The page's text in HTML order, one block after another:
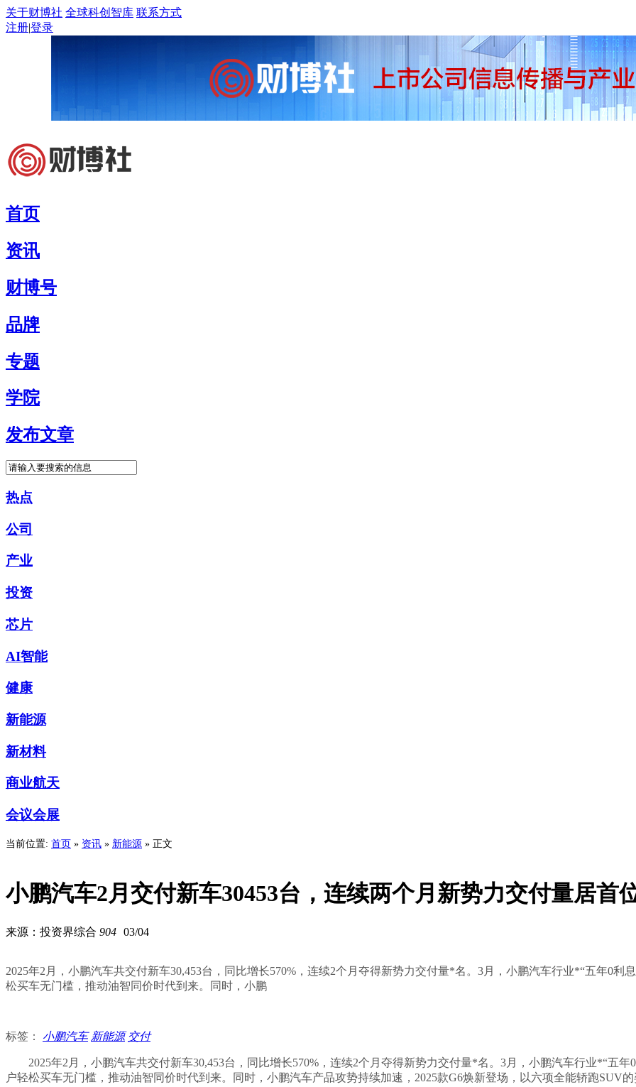
关于财博社 全球科创智库 联系方式
注册|登录
首页
资讯
财博号
品牌
专题
学院
发布文章
热点
公司
产业
投资
芯片
AI智能
健康
新能源
新材料
商业航天
会议会展
当前位置: 首页 » 资讯 » 新能源 » 正文
小鹏汽车2月交付新车30453台，连续两个月新势力交付量居首
来源：投资界综合 904 03/04
2025年2月，小鹏汽车共交付新车30,453台，同比增长570%，连续2个月夺得新势力交付量*名。3月，小鹏汽车行业*“五年0利
松买车无门槛，推动油智同价时代到来。同时，小鹏
标签： 小鹏汽车 新能源 交付
2025年2月，小鹏汽车共交付新车30,453台，同比增长570%，连续2个月夺得新势力交付量*名。3月，小鹏汽车行业*“五
户轻松买车无门槛，推动油智同价时代到来。同时，小鹏汽车产品攻势持续加速，2025款G6焕新登场，以六项全能轿跑SUV